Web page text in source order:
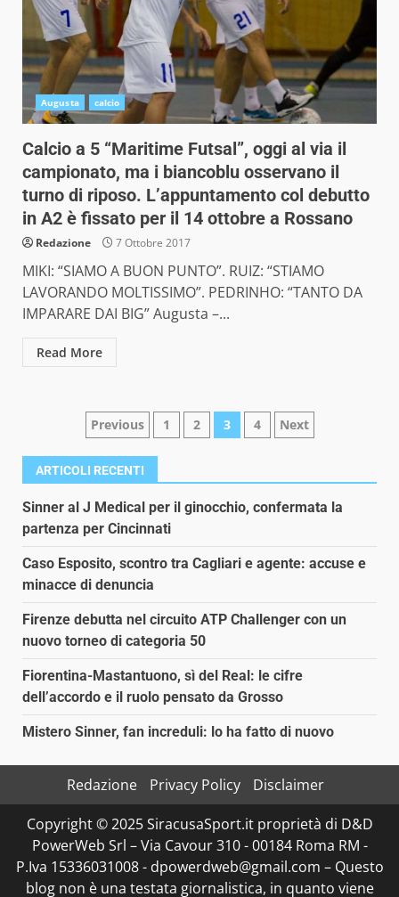
Augusta calcio
Calcio a 5 “Maritime Futsal”, oggi al via il
campionato, ma i biancoblu osservano il
turno di riposo. L’appuntamento col debutto
in A2 è fissato per il 14 ottobre a Rossano
Redazione 7 Ottobre 2017
MIKI: “SIAMO A BUON PUNTO”. RUIZ: “STIAMO
LAVORANDO MOLTISSIMO”. PEDRINHO: “TANTO DA
IMPARARE DAI BIG” Augusta –...
Read More
Paginazione
degli
articoli
Previous 1 2 3 4 Next
ARTICOLI RECENTI
Sinner al J Medical per il ginocchio, confermata la
partenza per Cincinnati
Caso Esposito, scontro tra Cagliari e agente: accuse e
minacce di denuncia
Firenze debutta nel circuito ATP Challenger con un
nuovo torneo di categoria 50
Fiorentina-Mastantuono, sì del Real: le cifre
dell’accordo e il ruolo pensato da Grosso
Mistero Sinner, fan increduli: lo ha fatto di nuovo
Redazione Privacy Policy
Disclaimer
Copyright © 2025 SiracusaSport.it proprietà di D&D
PowerWeb Srl – Via Cavour 310 - 00184 Roma RM -
P.Iva 15336031008 - dpowerdweb@gmail.com – Questo
blog non è una testata giornalistica, in quanto viene